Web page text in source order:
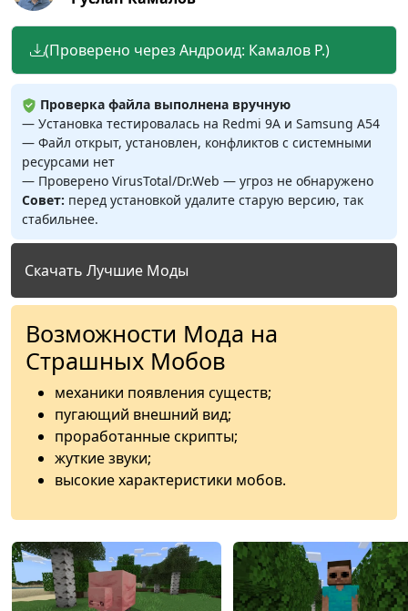
(Проверено через Андроид: Камалов Р.)
Проверка файла выполнена вручную
— Установка тестировалась на Redmi 9A и Samsung A54
— Файл открыт, установлен, конфликтов с системными
ресурсами нет
— Проверено VirusTotal/Dr.Web — угроз не обнаружено
Совет: перед установкой удалите старую версию, так
стабильнее.
Скачать Лучшие Моды
Возможности Мода на
Страшных Мобов
механики появления существ;
пугающий внешний вид;
проработанные скрипты;
жуткие звуки;
высокие характеристики мобов.